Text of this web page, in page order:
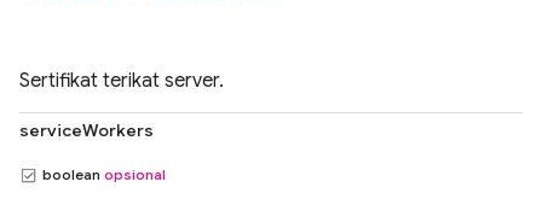
Sertifikat terikat server.
serviceWorkers
boolean opsional